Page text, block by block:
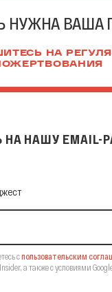
НУЖНА
НА
НАШУ EMAIL-
Email-рассылку
спользовательским
а также с условиями